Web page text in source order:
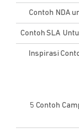
Contoh NDA
Contoh SLA
Inspirasi
5 Contoh